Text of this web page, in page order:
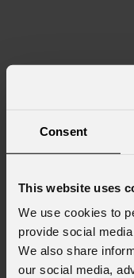
Consent
This website uses
We use cookies to
provide social
We also share
our social media,